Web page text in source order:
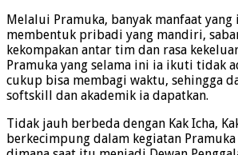
Melalui Pramuka, banyak manfaat yang
membentuk pribadi yang mandiri,
kekompakan antar tim dan rasa
Pramuka yang selama ini ia ikuti tidak
cukup bisa membagi waktu, sehingga
softskill dan akademik ia dapatkan.
Tidak jauh berbeda dengan Kak Icha,
berkecimpung dalam kegiatan Pramuka